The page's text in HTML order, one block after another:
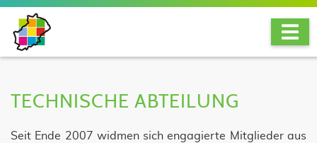
TECHNISCHE ABTEILUNG
Seit Ende 2007 widmen sich engagierte Mitglieder aus